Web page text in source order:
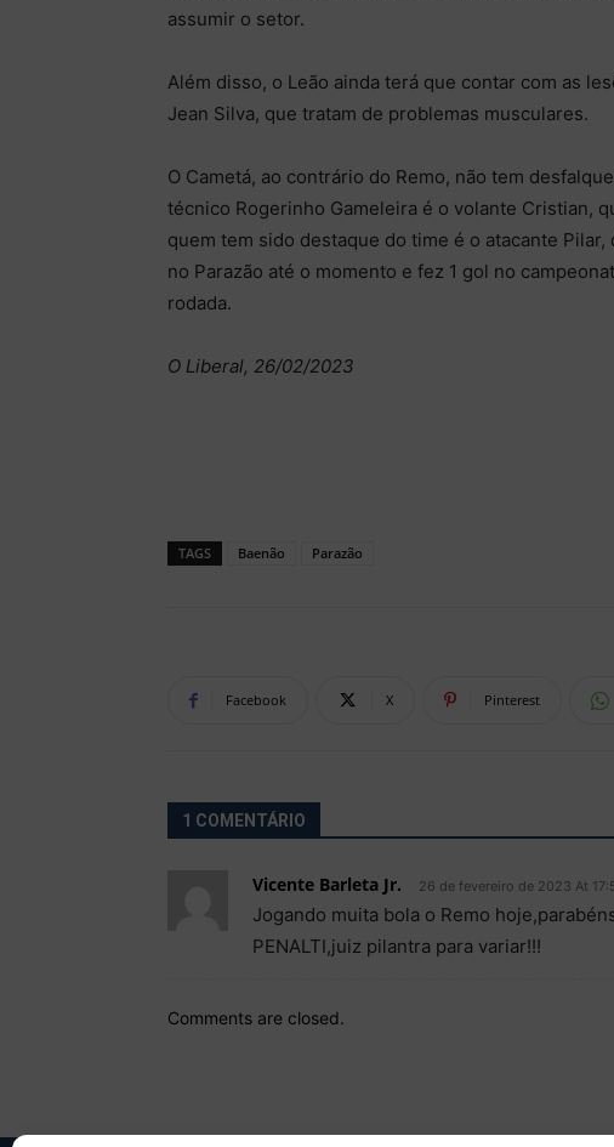
assumir o setor.
Além disso, o Leão ainda terá que contar com as
Jean Silva, que tratam de problemas musculares.
O Cametá, ao contrário do Remo, não tem
técnico Rogerinho Gameleira é o volante Cristian,
quem tem sido destaque do time é o atacante
no Parazão até o momento e fez 1 gol no
rodada.
O Liberal, 26/02/2023
TAGS Baenão Parazão
Facebook X Pinterest
1 COMENTÁRIO
Vicente Barleta Jr. 26 de fevereiro de 2023 At
Jogando muita bola o Remo
PENALTI,juiz pilantra para variar!!!
Comments are closed.